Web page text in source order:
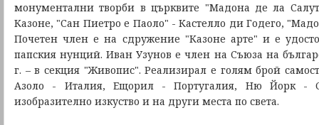
монументални творби в църквите "Мадона де ла
Казоне, "Сан Пиетро е Паоло" - Кастелло ди Годего,
Почетен член е на сдружение "Казоне арте" и е
папския нунций. Иван Узунов е член на Съюза на
г. – в секция "Живопис". Реализирал е голям брой
Азоло - Италия, Ещорил - Португалия, Ню Йорк -
изобразително изкуство и на други места по света.